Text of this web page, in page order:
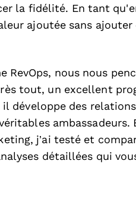
la fidélité. En tant
ajoutée sans
RevOps, nous nous
tout, un excellent
développe des
ambassadeurs.
j’ai testé et
détaillées qui